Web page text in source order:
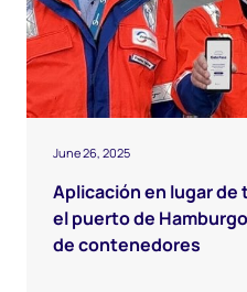
June 26, 2025
Aplicación en lugar
el puerto de
de contenedores